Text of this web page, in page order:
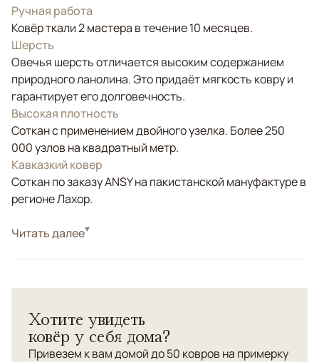
Ручная работа
Ковёр ткали 2 мастера в течение 10 месяцев.
Шерсть
Овечья шерсть отличается высоким содержанием
природного ланолина. Это придаёт мягкость ковру и
гарантирует его долговечность.
Высокая плотность
Соткан с применением двойного узелка. Более 250
000 узлов на квадратный метр.
Кавказкий ковер
Соткан по заказу ANSY на пакистанской мануфактуре в
регионе Лахор.
СтильКлассические
Читать далее
Хотите увидеть
ковёр у себя дома?
Привезем к вам домой до 50 ковров на примерку